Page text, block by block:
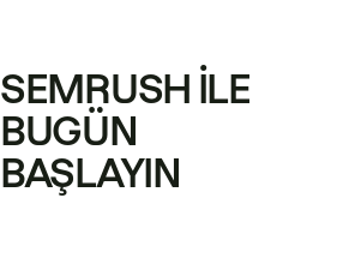
SEMRUSH ILE
BUGÜN
BAŞLAYIN